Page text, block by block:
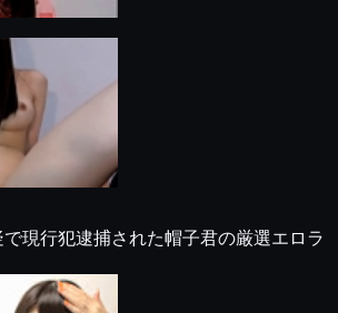
現行犯逮捕された帽子君の厳選エロラ